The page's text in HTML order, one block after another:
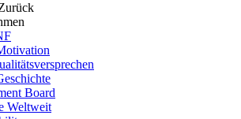
Board
Weltweit